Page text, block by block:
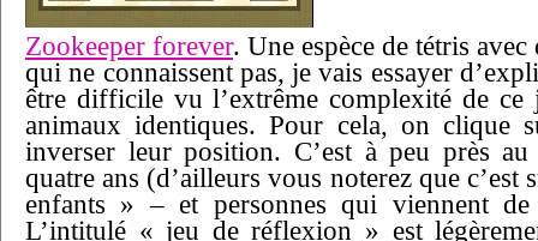
Zookeeper forever. Une espèce de tétris
qui ne connaissent pas, je vais essayer
être difficile vu l’extrême complexité de
animaux identiques. Pour cela, on clique
inverser leur position. C’est à peu près
quatre ans (d’ailleurs vous noterez que
enfants » – et personnes qui viennent de
L’intitulé « jeu de réflexion » est